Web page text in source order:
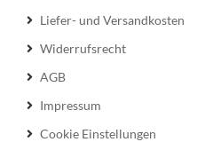
Liefer- und Versandkosten
Widerrufsrecht
AGB
Impressum
Cookie Einstellungen